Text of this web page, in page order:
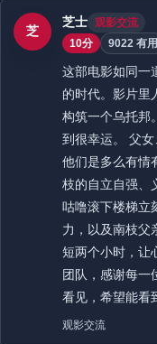
芝
芝士 观影交流
10分
9022 有用
这部电影如同一
的时代。影片里
构筑一个乌托邦
到很幸运。 父女
他们是多么有情
枝的自立自强、
咕噜滚下楼梯立
力，以及南枝
短两个小时，让
团队，感谢每一
看见，希望能看
观影交流